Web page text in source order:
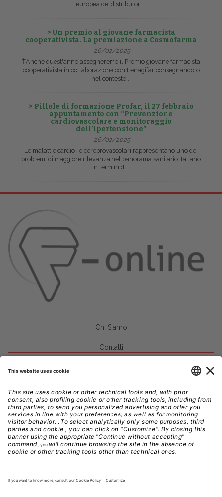
europea dei distributori...
> Un premio al giovane farmacista
cooperativista. La premiazione a Cosmofarma
26/02/2025
ŤAnche quest'anno assegneremo il Premio giovane farmacista
cooperativista in collaborazione con Fenagifar consegnandolo
nel contesto...
> Pillole di formazione Profar, il 27 febbraio
appuntamento con “Prevenzione
cardiovascolare e monitoraggio
dell’ipertensione”
26/02/2025
Le malattie cardio- e cerebrovascolari rappresentano uno dei
problemi di maggiore rilevanza nel panorama sanitario italiano
in termini di...
Chi Siamo
Contatti
Note Legali
Privacy
Gestione Cookie